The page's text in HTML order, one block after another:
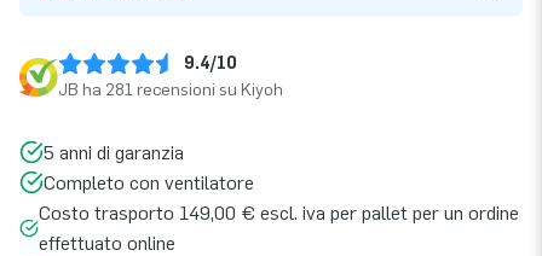
9.4/10
JB ha 281 recensioni su Kiyoh
5 anni di garanzia
Completo con ventilatore
Costo trasporto 149,00 € escl. iva per pallet per un ordine
effettuato online